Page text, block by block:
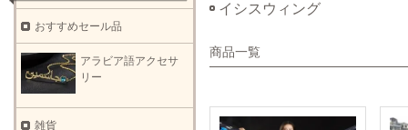
イシスウィング
商品一覧
おすすめセール品
アラビア語アクセサ
リー
雑貨